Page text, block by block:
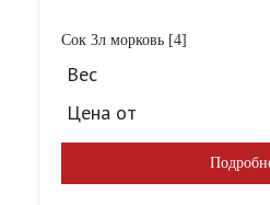
Сок 3л морковь [4]
Вес
Цена от